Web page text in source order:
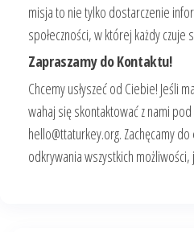
misja to nie tylko dostarczenie
społeczności, w której każdy
Zapraszamy do Kontaktu!
Chcemy usłyszeć od Ciebie! Jeśli
wahaj się skontaktować z nami
hello@ttaturkey.org. Zachęcamy
odkrywania wszystkich